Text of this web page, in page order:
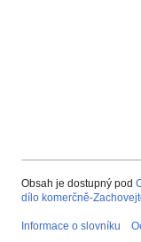
Obsah je dostupný pod
dílo komerčně-
Informace o slovníku